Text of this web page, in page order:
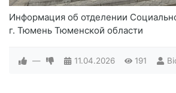
Информация об отделении
г. Тюмень Тюменской области
— 11.04.2026 191